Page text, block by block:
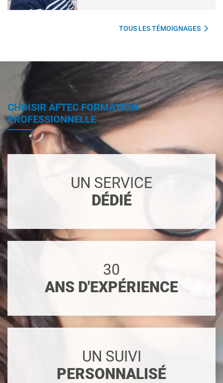
TOUS LES TÉMOIGNAGES
CHOISIR AFTEC FORMATION
PROFESSIONNELLE
UN SERVICE
DÉDIÉ
30
ANS D'EXPÉRIENCE
UN SUIVI
PERSONNALISÉ